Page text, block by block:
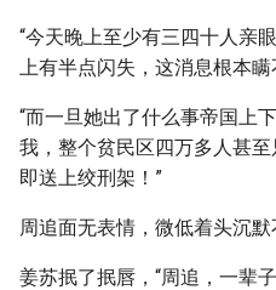
“今天晚上至少有三四十人亲
上有半点闪失，这消息根本瞒
“而一旦她出了什么事帝国上
我，整个贫民区四万多人甚
即送上绞刑架！”
周追面无表情，微低着头沉默
姜苏抿了抿唇，“周追，一辈